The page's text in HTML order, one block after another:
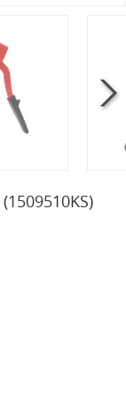
(1509510KS)